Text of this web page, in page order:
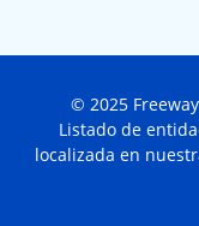
© 2025
Listado de
localizada en